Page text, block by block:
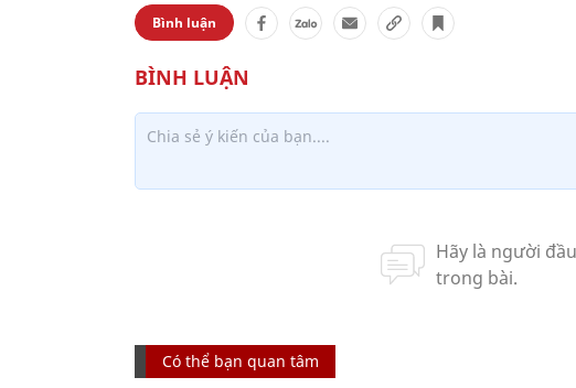
Bình luận
Có thể bạn quan tâm